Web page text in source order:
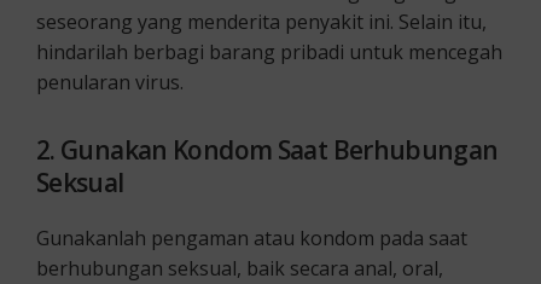
seseorang yang menderita penyakit ini. Selain itu,
hindarilah berbagi barang pribadi untuk mencegah
penularan virus.
2. Gunakan Kondom Saat Berhubungan
Seksual
Gunakanlah pengaman atau kondom pada saat
berhubungan seksual, baik secara anal, oral,